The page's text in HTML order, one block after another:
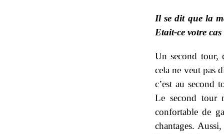
Il se dit que la
Etait-ce votre cas
Un second tour,
cela ne veut pas
c’est au second
Le second tour
confortable de
chantages.